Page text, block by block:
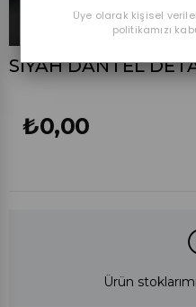
SİYAH DANTEL
₺0,00
Ürün
Üye olarak kişisel
politikamızı